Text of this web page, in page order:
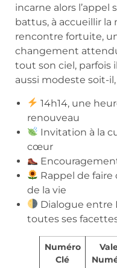
incarne alors l’appel
battus, à accueillir
rencontre fortuite,
changement
tout son ciel, parfois
aussi modeste soit-
14h14, une
renouveau
Invitation à la
cœur
Rappel de
de la vie
Dialogue entre
toutes ses
Numéro
Clé